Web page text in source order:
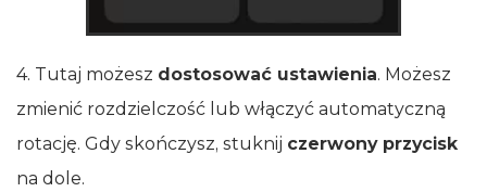
4. Tutaj możesz dostosować ustawienia. Możesz
zmienić rozdzielczość lub włączyć automatyczną
rotację. Gdy skończysz, stuknij czerwony przycisk
na dole.